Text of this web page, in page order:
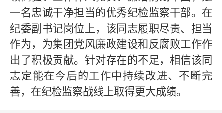
一名忠诚干净担当的优秀纪检监察干部。在
纪委副书记岗位上， 该同志履职尽责、担当
作为，为集团党风廉政建设和反腐败工作作
出了积极贡献。针对存在的不足，相信该同
志定能在今后的工作中持续改进、不断完
善，在纪检监察战线上取得更大成绩。